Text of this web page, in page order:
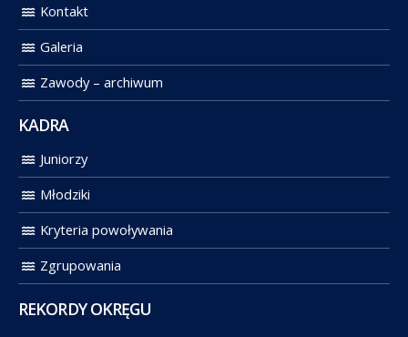
Kontakt
Galeria
Zawody – archiwum
KADRA
Juniorzy
Młodziki
Kryteria powoływania
Zgrupowania
REKORDY OKRĘGU